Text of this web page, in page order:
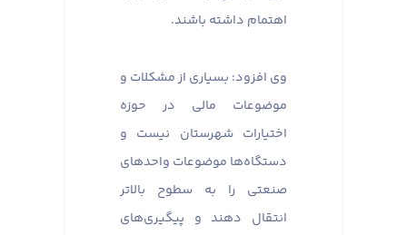
اهتمام داشته باشند.
وی افزود: بسیاری از مشکلات و
موضوعات مالی در حوزه
اختیارات شهرستان نیست و
دستگاه‌ها موضوعات واحدهای
صنعتی را به سطوح بالاتر
انتقال دهند و پیگیری‌های